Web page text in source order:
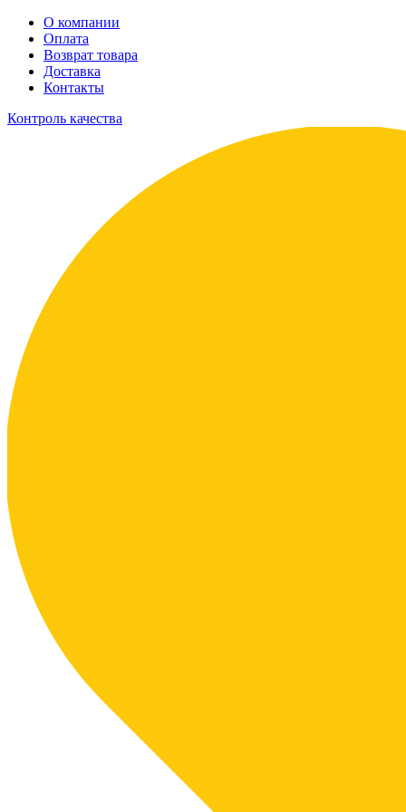
О компании
Оплата
Возврат товара
Доставка
Контакты
Контроль качества